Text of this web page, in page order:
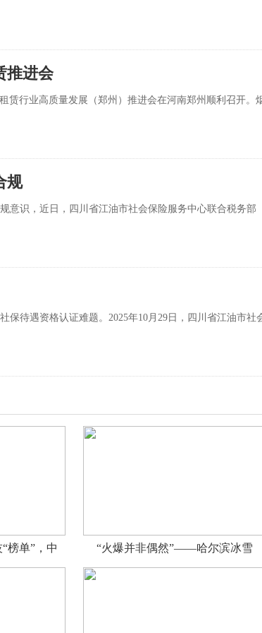
推进会
赁行业高质量发展（郑州）推进会在河南郑州顺利召开。
规
意识，近日，四川省江油市社会保险服务中心联合税务部
保待遇资格认证难题。2025年10月29日，四川省江油市社
榜单”，中 “火爆并非偶然”——哈尔滨冰雪